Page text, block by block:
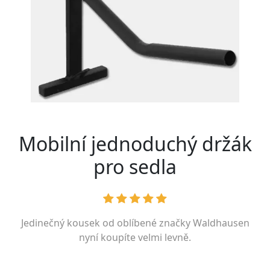
Mobilní jednoduchý držák
pro sedla
Jedinečný kousek od oblíbené značkyWaldhausen
nyní koupíte velmi levně.